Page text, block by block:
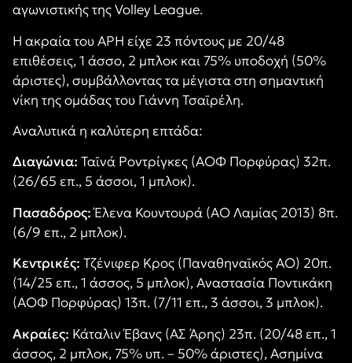
αγωνιστικής της Volley League.
Η ακραία του ΑΡΗ είχε 23 πόντους με 20/48
επιθέσεις, 1 άσσο, 2 μπλοκ και 75% υποδοχή (50%
άριστες), συμβάλλοντας τα μέγιστα στη σημαντική
νίκη της ομάδας του Γιάννη Τσαϊρέλη.
Αναλυτικά η καλύτερη επτάδα:
Διαγώνια: Ταϊνά Ροντρίγκες (ΑΟΦ Πορφύρας) 32π.
(26/65 επ., 5 άσσοι, 1 μπλοκ).
Πασαδόρος:Έλενα Κουντουρά (ΑΟ Λαμίας 2013) 8π.
(6/9 επ., 2 μπλοκ).
Κεντρικές: Τζένιφερ Κρος (Παναθηναϊκός ΑΟ) 20π.
(14/25 επ., 1 άσσος, 5 μπλοκ), Αναστασία Ποντικάκη
(ΑΟΦ Πορφύρας) 13π. (7/11 επ., 3 άσσοι, 3 μπλοκ).
Ακραίες: Κάταλιν Έβανς (ΑΣ Άρης) 23π. (20/48 επ., 1
άσσος, 2 μπλοκ, 75% υπ. – 50% άριστες), Ασημίνα